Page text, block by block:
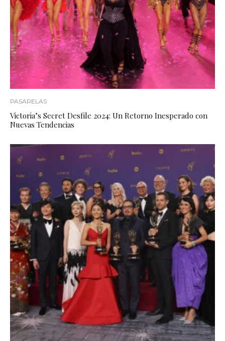
PASARELAS
Victoria’s Secret Desfile 2024: Un Retorno Inesperado con
Nuevas Tendencias